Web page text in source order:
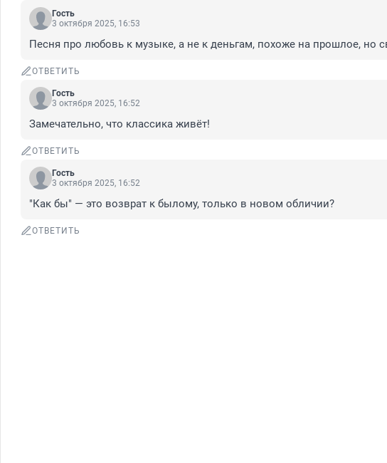
Гость
3 октября 2025, 16:53
Песня про любовь к музыке, а не к деньгам, похоже на прошлое, но
ОТВЕТИТЬ
Гость
3 октября 2025, 16:52
Замечательно, что классика живёт!
ОТВЕТИТЬ
Гость
3 октября 2025, 16:52
"Как бы" — это возврат к былому, только в новом обличии?
ОТВЕТИТЬ